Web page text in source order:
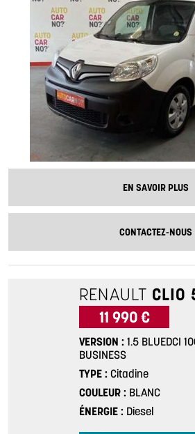
EN SAVOIR PLUS
CONTACTEZ-NOUS
RENAULT CLIO
11 990 €
VERSION
1.5 BLUEDCI
BUSINESS
TYPE
Citadine
COULEUR
BLANC
ÉNERGIE
Diesel